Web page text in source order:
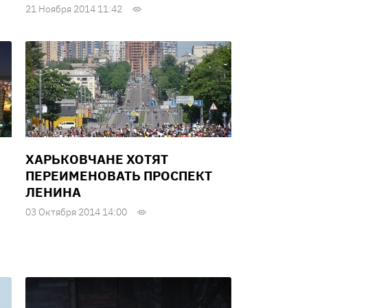
21 Ноября 2014 11:42
ХАРЬКОВЧАНЕ ХОТЯТ
ПЕРЕИМЕНОВАТЬ ПРОСПЕКТ
ЛЕНИНА
03 Октября 2014 14:00